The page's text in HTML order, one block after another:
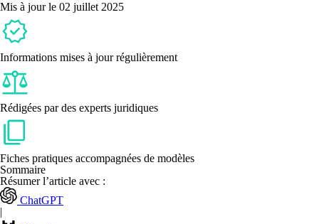
Mis à jour le 02 juillet 2025
Informations mises à jour régulièrement
Rédigées par des experts juridiques
Fiches pratiques accompagnées de modèles
Sommaire
Résumer l’article avec :
ChatGPT
|